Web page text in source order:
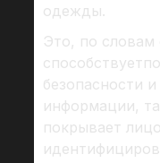
одежды.
Это, по
безопасности
информации,
покрывает